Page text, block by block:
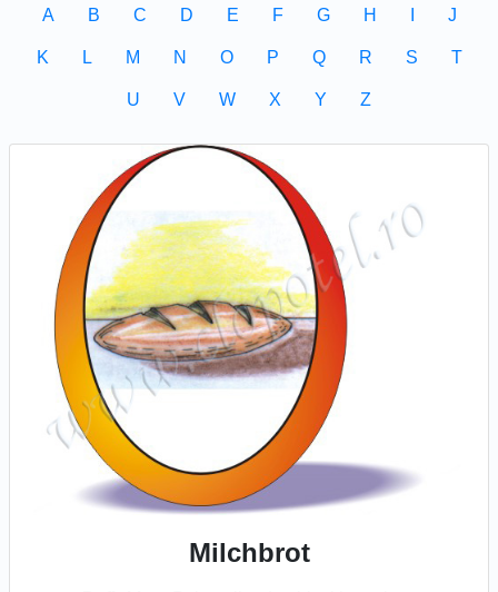
A B C D E F G H J
K L M N O P Q R S T
U V W X Y Z
Milchbrot